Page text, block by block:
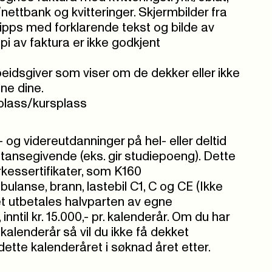
og kvitteringer. Skjermbilder fra
med forklarende tekst og bilde av
av faktura er ikke godkjent
som viser om de dekker eller ikke
dine.
kursplass
og videreutdanninger på hel- eller deltid
(eks. gir studiepoeng). Dette
som K160
brann, lastebil C1, C og CE (Ikke
utbetales halvparten av egne
kr. 15.000,- pr. kalenderår. Om du har
så vil du ikke få dekket
kalenderåret i søknad året etter.